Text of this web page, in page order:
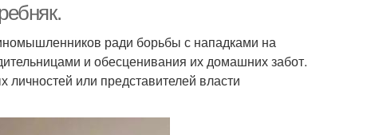
ради борьбы с нападками на
и обесценивания их домашних забот.
или представителей власти